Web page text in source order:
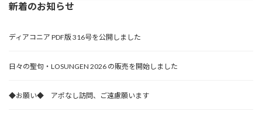
新着のお知らせ
ディアコニア PDF版 316号を公開しました
日々の聖句・LOSUNGEN 2026 の販売を開始しました
◆お願い◆ アポなし訪問、ご遠慮願います